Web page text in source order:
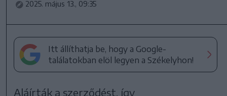
2025. május 13., 09:35
Itt állíthatja be, hogy a Google-
találatokban elöl legyen a Székelyhon!
Aláírták a szerződést, így